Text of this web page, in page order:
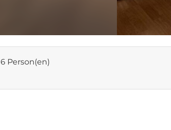
6 Person(en)